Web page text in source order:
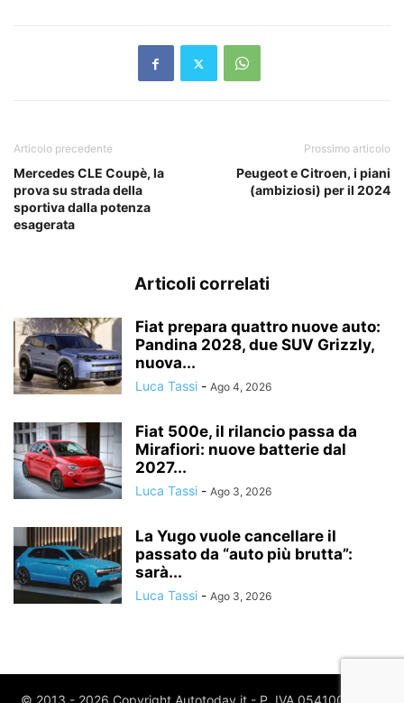
Articolo precedente
Mercedes CLE Coupè, la
prova su strada della
sportiva dalla potenza
esagerata
Prossimo articolo
Peugeot e Citroen, i piani
(ambiziosi) per il 2024
Articoli correlati
Fiat prepara quattro nuove auto:
Pandina 2028, due SUV Grizzly,
nuova...
Luca Tassi - Ago 4, 2026
Fiat 500e, il rilancio passa da
Mirafiori: nuove batterie dal
2027...
Luca Tassi - Ago 3, 2026
La Yugo vuole cancellare il
passato da “auto più brutta”:
sarà...
Luca Tassi - Ago 3, 2026